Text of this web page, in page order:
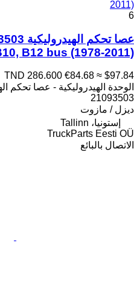
2011)
6
B12 bus (1978-2011)
TND 286.600 €84.68 ≈ $97.84
الوحدة الهيدروليكية - عصا تحكم
21093503
ديزل / مازوت
إستونيا، Tallinn
TruckParts Eesti OÜ
الاتصال بالبائع